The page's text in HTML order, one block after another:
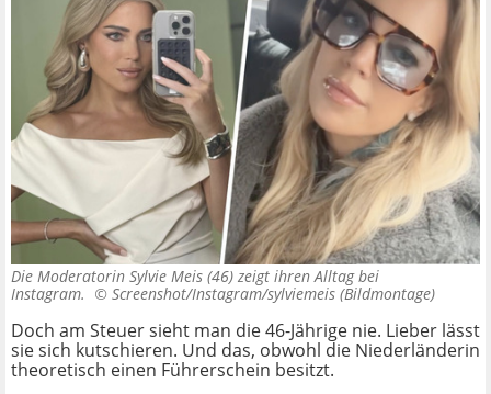
Die Moderatorin Sylvie Meis (46) zeigt ihren Alltag bei
Instagram. © Screenshot/Instagram/sylviemeis (Bildmontage)
Doch am Steuer sieht man die 46-Jährige nie. Lieber lässt
sie sich kutschieren. Und das, obwohl die Niederländerin
theoretisch einen Führerschein besitzt.